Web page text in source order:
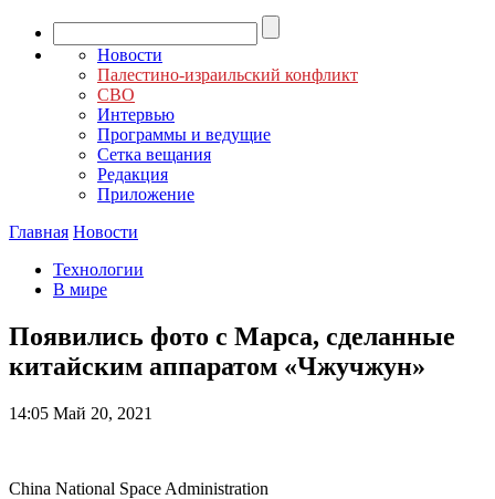
Новости
Палестино-израильский конфликт
СВО
Интервью
Программы и ведущие
Сетка вещания
Редакция
Приложение
Главная Новости
Технологии
В мире
Появились фото с Марса, сделанные
китайским аппаратом «Чжучжун»
14:05 Май 20, 2021
China National Space Administration